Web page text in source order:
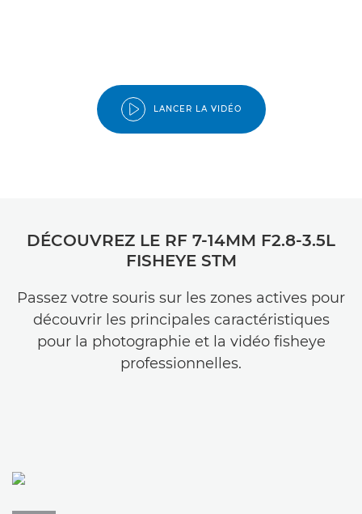
LANCER LA VIDÉO
DÉCOUVREZ LE RF 7-14MM F2.8-3.5L
FISHEYE STM
Passez votre souris sur les zones actives pour
découvrir les principales caractéristiques
pour la photographie et la vidéo fisheye
professionnelles.